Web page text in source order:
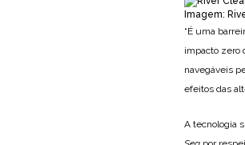
Imagem:
“É uma
impacto zero
navegáveis
efeitos das
A tecnologia